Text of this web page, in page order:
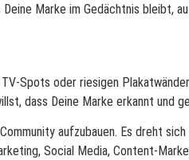
Marke im Gedächtnis
Spots oder riesigen
dass Deine Marke erkannt
aufzubauen. Es dreht
Social Media, Content-